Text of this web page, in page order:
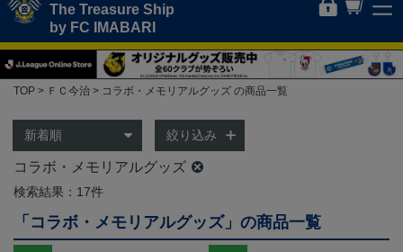
The Treasure Ship
by FC IMABARI
TOP ＦＣ今治 コラボ・メモリアルグッズ の商品一覧
絞り込み
コラボ・メモリアルグッズ
検索結果：17件
「コラボ・メモリアルグッズ」の商品一覧